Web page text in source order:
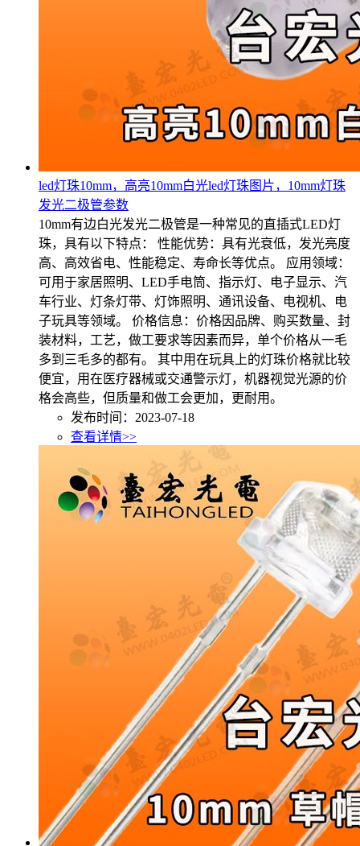
led灯珠10mm，高亮10mm白光led灯珠图片，10mm灯珠
发光二极管参数
10mm有边白光发光二极管是一种常见的直插式LED灯
珠，具有以下特点： 性能优势：具有光衰低，发光亮度
高、高效省电、性能稳定、寿命长等优点。 应用领域：
可用于家居照明、LED手电筒、指示灯、电子显示、汽
车行业、灯条灯带、灯饰照明、通讯设备、电视机、电
子玩具等领域。 价格信息：价格因品牌、购买数量、封
装材料，工艺，做工要求等因素而异，单个价格从一毛
多到三毛多的都有。 其中用在玩具上的灯珠价格就比较
便宜，用在医疗器械或交通警示灯，机器视觉光源的价
格会高些，但质量和做工会更加，更耐用。
发布时间：2023-07-18
查看详情>>